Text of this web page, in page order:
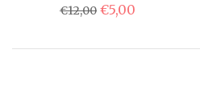
€12,00 Original
price
€12,00.
€5,00
είναι: